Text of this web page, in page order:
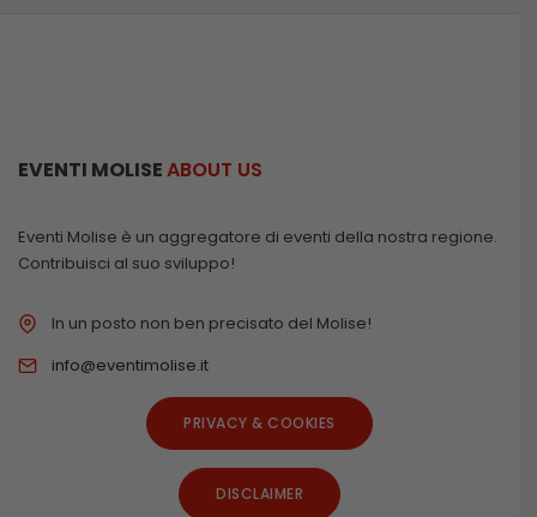
EVENTI MOLISEABOUT US
Eventi Molise è un aggregatore di eventi della nostra regione.
Contribuisci al suo sviluppo!
In un posto non ben precisato del Molise!
info@eventimolise.it
PRIVACY & COOKIES
DISCLAIMER